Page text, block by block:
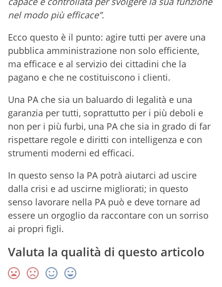
nel modo più efficace”.
Ecco questo è il punto: agire tutti per avere una
pubblica amministrazione non solo efficiente,
ma efficace e al servizio dei cittadini che la
pagano e che ne costituiscono i clienti.
Una PA che sia un baluardo di legalità e una
garanzia per tutti, soprattutto per i più deboli e
non per i più furbi, una PA che sia in grado di far
rispettare regole e diritti con intelligenza e con
strumenti moderni ed efficaci.
In questo senso la PA potrà aiutarci ad uscire
dalla crisi e ad uscirne migliorati; in questo
senso lavorare nella PA può e deve tornare ad
essere un orgoglio da raccontare con un sorriso
ai propri figli.
Valuta la qualità di questo articolo